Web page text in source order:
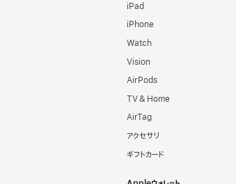
iPad
iPhone
Watch
Vision
AirPods
TV & Home
AirTag
アクセサリ
ギフトカード